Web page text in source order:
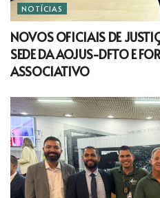
NOTÍCIAS
NOVOS OFICIAIS DE
SEDE DA AOJUS-DFTO E
ASSOCIATIVO